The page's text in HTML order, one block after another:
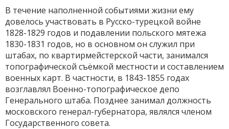
В течение наполненной событиями жизни ему
довелось участвовать в Русско-турецкой войне
1828-1829 годов и подавлении польского мятежа
1830-1831 годов, но в основном он служил при
штабах, по квартирмейстерской части, занимался
топографической съёмкой местности и составлением
военных карт. В частности, в 1843-1855 годах
возглавлял Военно-топографическое депо
Генерального штаба. Позднее занимал должность
московского генерал-губернатора, являлся членом
Государственного совета.